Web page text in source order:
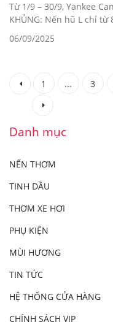
Từ 1/9 – 30/9, Yankee
KHỦNG: Nến hũ L chỉ từ
06/09/2025
1 ... 3
Danh mục
NẾN THƠM
TINH DẦU
THƠM XE HƠI
PHỤ KIỆN
MÙI HƯƠNG
TIN TỨC
HỆ THỐNG CỬA HÀNG
CHÍNH SÁCH VIP